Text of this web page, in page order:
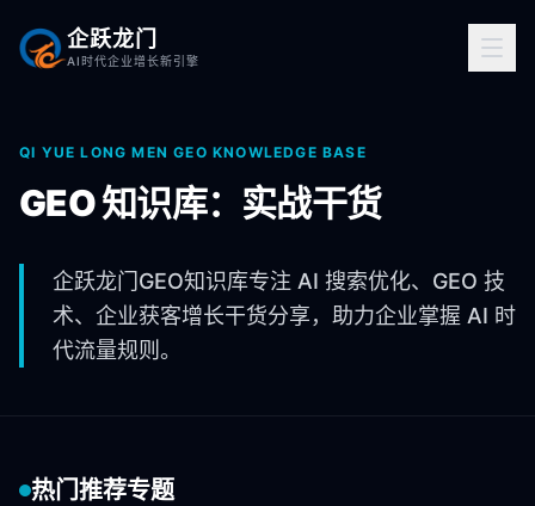
企跃龙门
AI时代企业增长新引擎
QI YUE LONG MEN GEO KNOWLEDGE BASE
GEO 知识库：实战干货
企跃龙门GEO知识库专注 AI 搜索优化、GEO 技
术、企业获客增长干货分享，助力企业掌握 AI 时
代流量规则。
热门推荐专题